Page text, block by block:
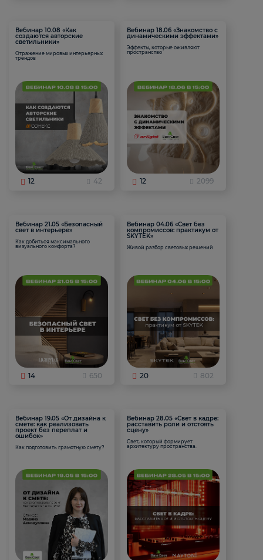
Вебинар 10.08 «Как
создаются авторские
светильники»
Отражение мировых интерьерных
трендов
12 42
Вебинар 18.06 «Знакомство с
динамическими эффектами»
Эффекты, которые оживляют
пространство
12 2099
Вебинар 21.05 «Безопасный
свет в интерьере»
Как добиться максимального
визуального комфорта?
14 650
Вебинар 04.06 «Свет без
компромиссов: практикум от
SKYTEK»
Живой разбор световых решений
20 802
Вебинар 19.05 «От дизайна к
смете: как реализовать
проект без переплат и
ошибок»
Как подготовить грамотную смету?
Вебинар 28.05 «Свет в кадре:
расставить роли и отстоять
сцену»
Свет, который формирует
архитектуру пространства.